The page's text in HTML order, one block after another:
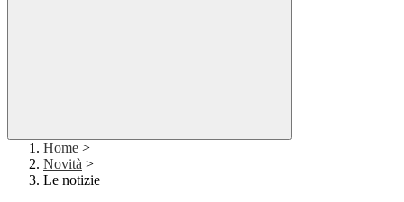
Home >
Novità >
Le notizie